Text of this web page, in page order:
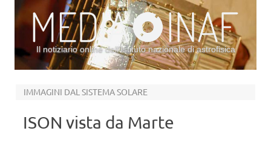
Il notiziario online dell’Istituto nazionale di astrofisica
IMMAGINI DAL SISTEMA SOLARE
ISON vista da Marte